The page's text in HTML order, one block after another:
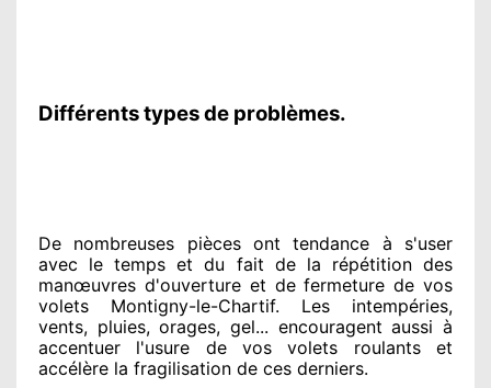
Différents types de problèmes.
De nombreuses pièces ont tendance à s'user
avec le temps et du fait de la répétition des
manœuvres d'ouverture et de fermeture de vos
volets Montigny-le-Chartif. Les intempéries,
vents, pluies, orages, gel... encouragent aussi à
accentuer l'usure de vos volets roulants et
accélère la fragilisation de ces derniers.